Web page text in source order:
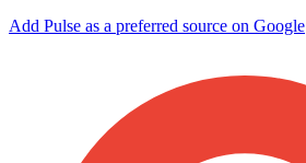
Add Pulse as a preferred source on Google